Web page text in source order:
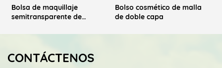
Bolsa de maquillaje
semitransparente de
Bolso cosmético de malla
de doble capa
CONTÁCTENOS